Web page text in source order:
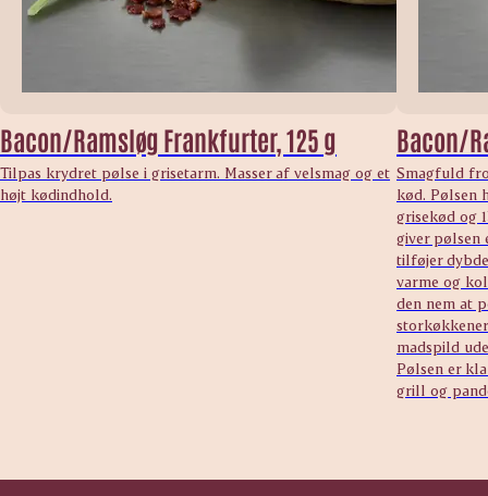
Bacon/Ramsløg Frankfurter, 125 g
Tilpas krydret pølse i grisetarm. Masser af velsmag og et
højt kødindhold.
Bacon/
Smagfuld
kød. Pølsen
grisekød og
giver pølsen
tilføjer
varme og
den nem at
madspild
Pølsen er
grill og